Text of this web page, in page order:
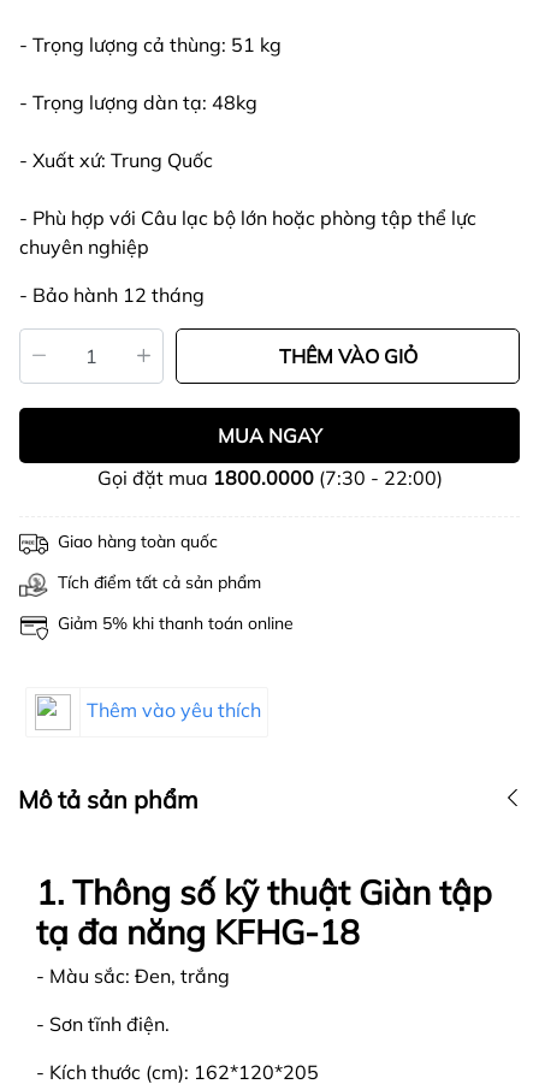
- Trọng lượng cả thùng: 51 kg
- Trọng lượng dàn tạ: 48kg
- Xuất xứ: Trung Quốc
- Phù hợp với Câu lạc bộ lớn hoặc phòng tập thể lực
chuyên nghiệp
- Bảo hành 12 tháng
THÊM VÀO GIỎ
MUA NGAY
Gọi đặt mua 1800.0000(7:30 - 22:00)
Giao hàng toàn quốc
Tích điểm tất cả sản phẩm
Giảm 5% khi thanh toán online
Thêm vào yêu thích
Mô tả sản phẩm
1. Thông số kỹ thuật Giàn tập
tạ đa năng KFHG-18
- Màu sắc: Đen, trắng
- Sơn tĩnh điện.
- Kích thước (cm): 162*120*205